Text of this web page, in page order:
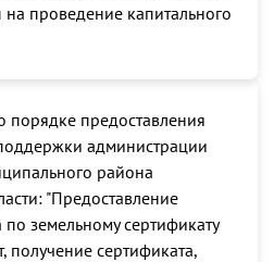
проведение капитального
предоставления
администрации
района
"Предоставление
по земельному сертификату
получение сертификата,